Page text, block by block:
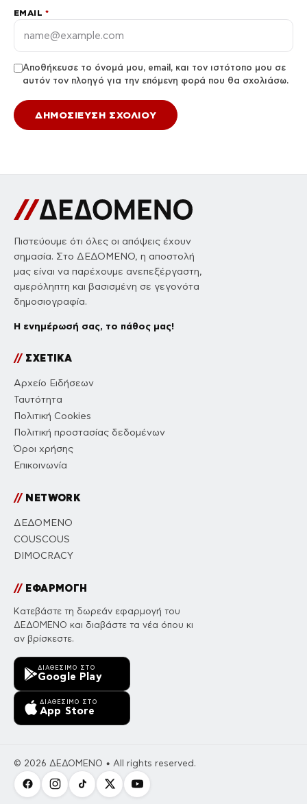
EMAIL *
Αποθήκευσε το όνομά μου, email, και τον ιστότοπο μου σε
αυτόν τον πλοηγό για την επόμενη φορά που θα σχολιάσω.
Πιστεύουμε ότι όλες οι απόψεις έχουν
σημασία. Στο ΔΕΔΟΜΕΝΟ, η αποστολή
μας είναι να παρέχουμε ανεπεξέργαστη,
αμερόληπτη και βασισμένη σε γεγονότα
δημοσιογραφία.
Η ενημέρωσή σας, το πάθος μας!
//ΣΧΕΤΙΚΑ
Αρχείο Ειδήσεων
Ταυτότητα
Πολιτική Cookies
Πολιτική προστασίας δεδομένων
Όροι χρήσης
Επικοινωνία
//NETWORK
ΔΕΔΟΜΕΝΟ
COUSCOUS
DIMOCRACY
//ΕΦΑΡΜΟΓΗ
Κατεβάστε τη δωρεάν εφαρμογή του
ΔΕΔΟΜΕΝΟ και διαβάστε τα νέα όπου κι
αν βρίσκεστε.
ΔΙΑΘΈΣΙΜΟ ΣΤΟ
Google Play
ΔΙΑΘΈΣΙΜΟ ΣΤΟ
App Store
© 2026 ΔΕΔΟΜΕΝΟ • All rights reserved.